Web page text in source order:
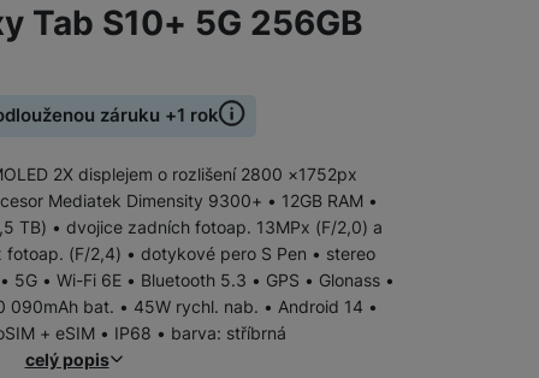
iPad Mini
Tablety Xiaomi
Tablety Oscal
Tab S10+ 5G 256GB
záruku +1 rok
2X displejem o rozlišení 2800 ×1752px
Mediatek Dimensity 9300+ • 12GB RAM •
TB) • dvojice zadních fotoap. 13MPx (F/2,0) a
fotoap. (F/2,4) • dotykové pero S Pen • stereo
• Wi-Fi 6E • Bluetooth 5.3 • GPS • Glonass •
090mAh bat. • 45W rychl. nab. • Android 14 •
+ eSIM • IP68 • barva: stříbrná
celý popis